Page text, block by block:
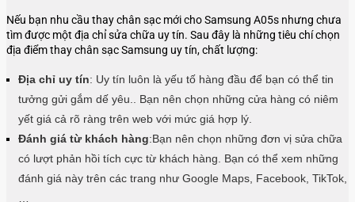
Nếu bạn nhu cầu thay chân sạc mới cho Samsung A05s nhưng chưa
tìm được một địa chỉ sửa chữa uy tín. Sau đây là những tiêu chí chọn
địa điểm thay chân sạc Samsung uy tín, chất lượng:
Địa chỉ uy tín: Uy tín luôn là yếu tố hàng đầu để bạn có thể tin
tưởng gửi gắm dế yêu.. Bạn nên chọn những cửa hàng có niêm
yết giá cả rõ ràng trên web với mức giá hợp lý.
Đánh giá từ khách hàng:Bạn nên chọn những đơn vị sửa chữa
có lượt phản hồi tích cực từ khách hàng. Bạn có thể xem những
đánh giá này trên các trang như Google Maps, Facebook, TikTok,
…